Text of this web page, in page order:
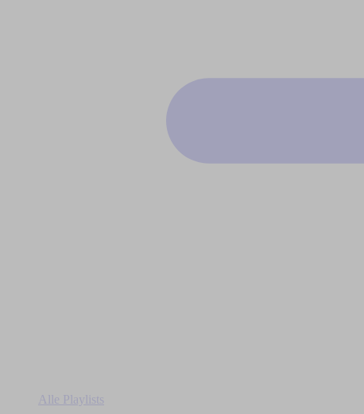
Alle Playlists